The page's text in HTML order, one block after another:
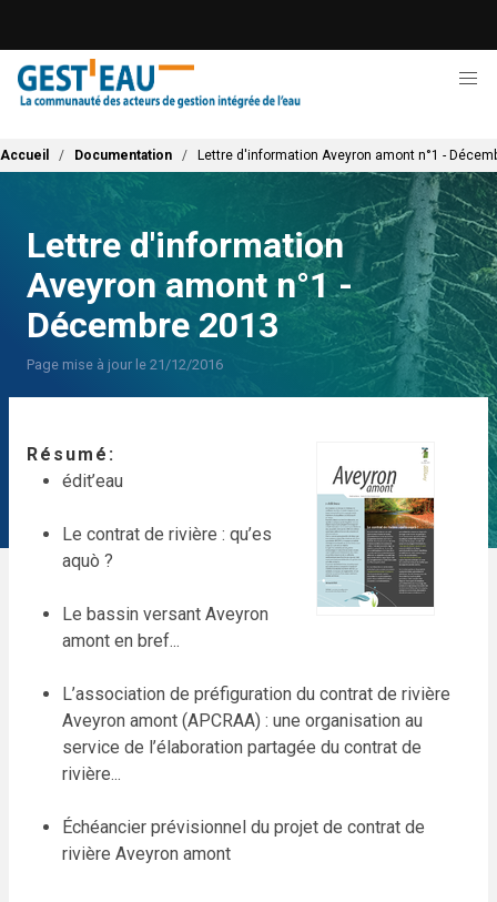
contenu
principal
Fil d'Ariane
Accueil Documentation Lettre d'information Aveyron amont n°1 -
Lettre d'information
Aveyron amont n°1 -
Décembre 2013
Page mise à jour le 21/12/2016
Résumé
édit’eau
Le contrat de rivière : qu’es
aquò ?
Le bassin versant Aveyron
amont en bref...
L’association de préfiguration du contrat de rivière
Aveyron amont (APCRAA) : une organisation au
service de l’élaboration partagée du contrat de
rivière...
Échéancier prévisionnel du projet de contrat de
rivière Aveyron amont